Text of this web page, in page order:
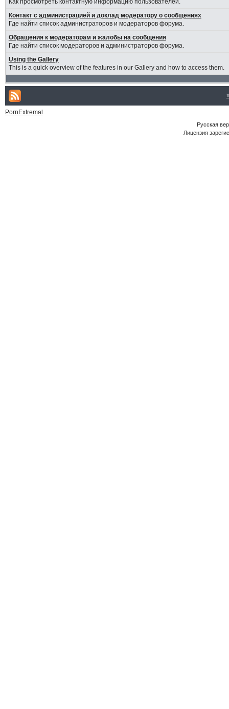
Как просмотреть контактную информацию пользователей.
Контакт с администрацией и доклад модератору о сообщениях
Где найти список администраторов и модераторов форума.
Обращения к модераторам и жалобы на сообщения
Где найти список модераторов и администраторов форума.
Using the Gallery
This is a quick overview of the features in our Gallery and how to access them.
PornExtremal
Русская
Лицензия